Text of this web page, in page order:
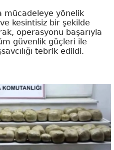
mücadeleye yönelik
kesintisiz bir şekilde
operasyonu başarıyla
güvenlik güçleri ile
tebrik edildi.